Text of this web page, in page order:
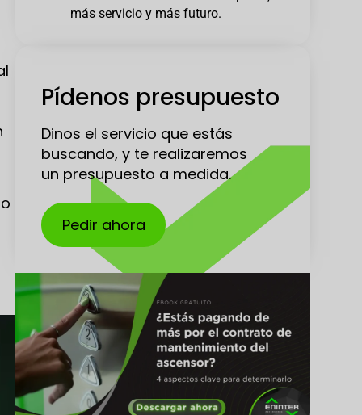
más servicio y más futuro.
Pídenos presupuesto
Dinos el servicio que estás
buscando, y te realizaremos
un presupuesto a medida.
Pedir ahora